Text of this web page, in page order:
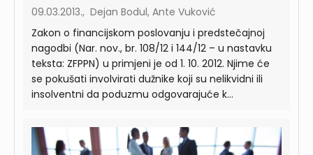
09.03.2013., Dejan Bodul, Ante Vuković
Zakon o financijskom poslovanju i predstečajnoj
nagodbi (Nar. nov., br. 108/12 i 144/12 – u nastavku
teksta: ZFPPN) u primjeni je od 1. 10. 2012. Njime će
se pokušati involvirati dužnike koji su nelikvidni ili
insolventni da poduzmu odgovarajuće k...